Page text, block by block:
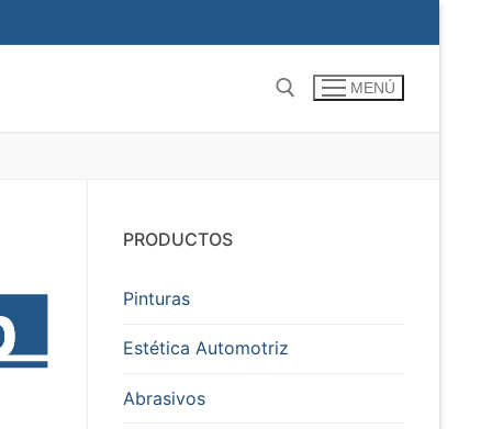
MENÚ
PRODUCTOS
Pinturas
Estética Automotriz
Abrasivos